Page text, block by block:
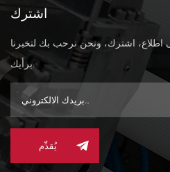
اشترك
اطلاع، اشترك، ونحن نرحب بك لتخبرنا
برأيك.
يُقدِّم